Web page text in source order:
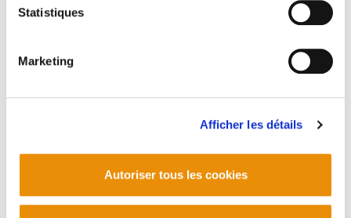
Statistiques
Marketing
Afficher les détails
Autoriser tous les cookies